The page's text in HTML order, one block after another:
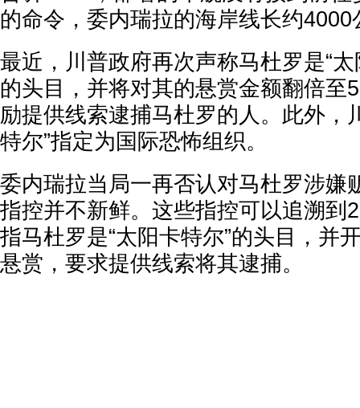
的命令，委内瑞拉的海岸线长约4000
最近，川普政府再次声称马杜罗是“
的头目，并将对其的悬赏金额翻倍至
励提供线索逮捕马杜罗的人。此外，
特尔”指定为国际恐怖组织。
委内瑞拉当局一再否认对马杜罗涉嫌
指控并不新鲜。这些指控可以追溯到
指马杜罗是“太阳卡特尔”的头目，并
悬赏，要求提供线索将其逮捕。